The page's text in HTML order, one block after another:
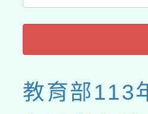
教育部113